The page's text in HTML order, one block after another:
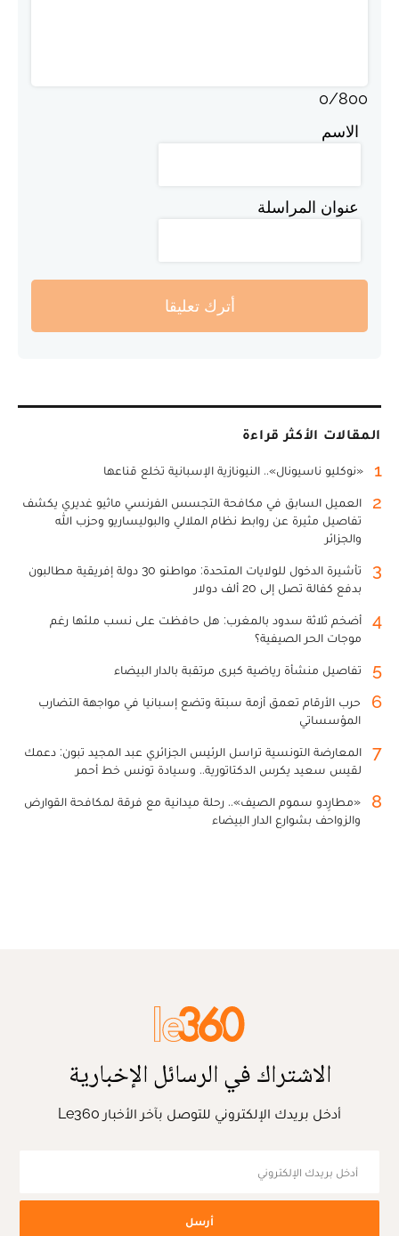
0/800
الاسم
عنوان المراسلة
أترك تعليقا
المقالات الأكثر قراءة
1 «نوكليو ناسيونال».. النيونازية الإسبانية تخلع قناعها
2
العميل السابق في مكافحة التجسس الفرنسي ماثيو غديري يكشف
تفاصيل مثيرة عن روابط نظام الملالي والبوليساريو وحزب الله
والجزائر
3
تأشيرة الدخول للولايات المتحدة: مواطنو 30 دولة إفريقية مطالبون
بدفع كفالة تصل إلى 20 ألف دولار
4
أضخم ثلاثة سدود بالمغرب: هل حافظت على نسب ملئها رغم
موجات الحر الصيفية؟
5 تفاصيل منشأة رياضية كبرى مرتقبة بالدار البيضاء
6
حرب الأرقام تعمق أزمة سبتة وتضع إسبانيا في مواجهة التضارب
المؤسساتي
7
المعارضة التونسية تراسل الرئيس الجزائري عبد المجيد تبون: دعمك
لقيس سعيد يكرس الدكتاتورية.. وسيادة تونس خط أحمر
8
«مطارِدو سموم الصيف».. رحلة ميدانية مع فرقة لمكافحة القوارض
والزواحف بشوارع الدار البيضاء
الاشتراك في الرسائل الإخبارية
أدخل بريدك الإلكتروني للتوصل بآخر الأخبار Le360
أرسل